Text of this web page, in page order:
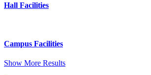
Hall Facilities
Campus Facilities
Show More Results